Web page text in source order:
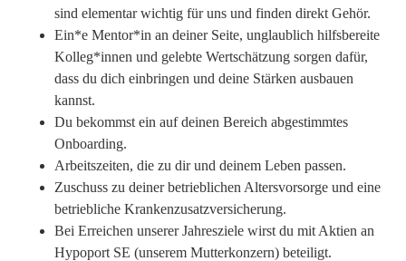
sind elementar wichtig für uns und finden direkt Gehör.
Ein*e Mentor*in an deiner Seite, unglaublich hilfsbereite
Kolleg*innen und gelebte Wertschätzung sorgen dafür,
dass du dich einbringen und deine Stärken ausbauen
kannst.
Du bekommst ein auf deinen Bereich abgestimmtes
Onboarding.
Arbeitszeiten, die zu dir und deinem Leben passen.
Zuschuss zu deiner betrieblichen Altersvorsorge und eine
betriebliche Krankenzusatzversicherung.
Bei Erreichen unserer Jahresziele wirst du mit Aktien an
Hypoport SE (unserem Mutterkonzern) beteiligt.